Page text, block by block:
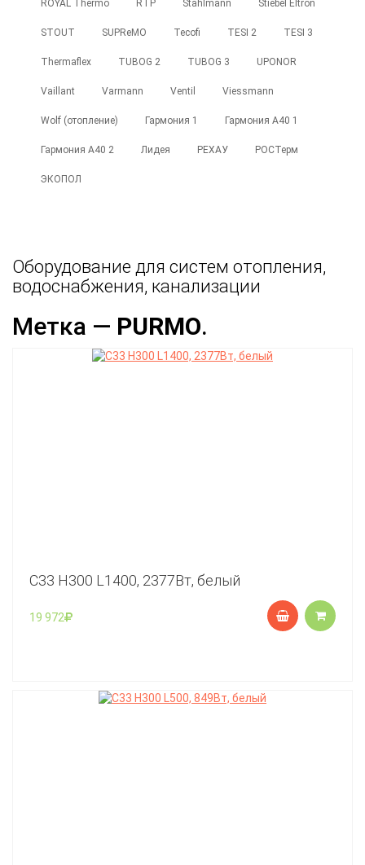
ROYAL Thermo RTP Stahlmann Stiebel Eltron
STOUT SUPReMO Tecofi TESI 2 TESI 3
Thermaflex TUBOG 2 TUBOG 3 UPONOR
Vaillant Varmann Ventil Viessmann
Wolf (отопление) Гармония 1 Гармония А40 1
Гармония А40 2 Лидея РЕХАУ РОСТерм
ЭКОПОЛ
Оборудование для систем отопления,
водоснабжения, канализации
Метка — PURMO.
C33 Н300 L1400, 2377Вт, белый
19 972